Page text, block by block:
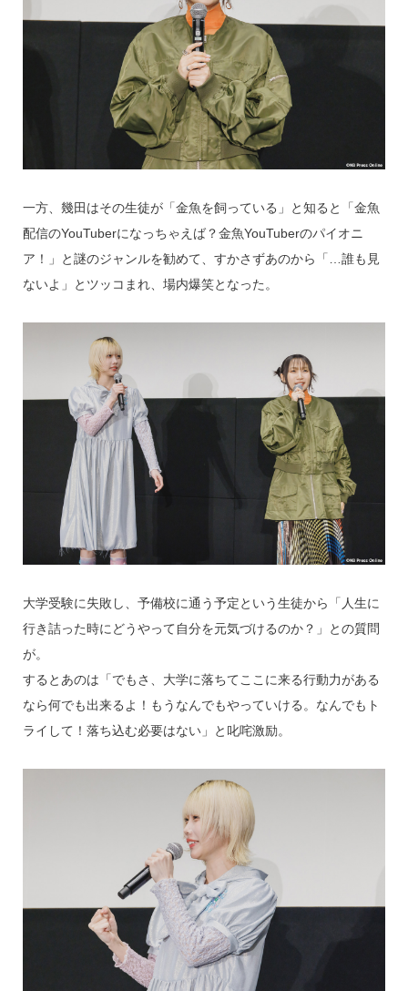
一方、幾田はその生徒が「金魚を飼っている」と知ると「金魚
配信のYouTuberになっちゃえば？金魚YouTuberのパイオニ
ア！」と謎のジャンルを勧めて、すかさずあのから「…誰も見
ないよ」とツッコまれ、場内爆笑となった。
大学受験に失敗し、予備校に通う予定という生徒から「人生に
行き詰った時にどうやって自分を元気づけるのか？」との質問
が。
するとあのは「でもさ、大学に落ちてここに来る行動力がある
なら何でも出来るよ！もうなんでもやっていける。なんでもト
ライして！落ち込む必要はない」と叱咤激励。